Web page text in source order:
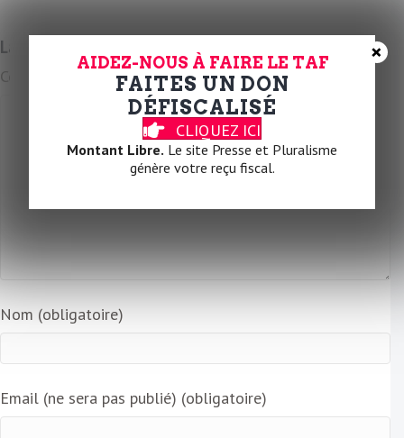
Laissez un commentaire
Commentaire
Nom (obligatoire)
Email (ne sera pas publié) (obligatoire)
AIDEZ-NOUS À FAIRE LE TAF
FAITES UN DON
DÉFISCALISÉ
CLIQUEZ ICI
Montant Libre. Le site Presse et Pluralisme
génère votre reçu fiscal.
×